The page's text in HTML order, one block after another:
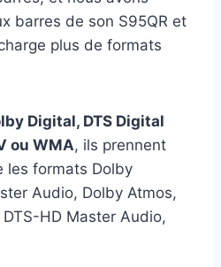
barres de son S95QR et
plus de formats
Digital, DTS Digital
ou WMA, ils prennent
les formats Dolby
Audio, Dolby Atmos,
HD Master Audio,